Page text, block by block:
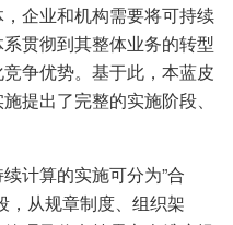
企业和机构需要将可持续
贯彻到其整体业务的转型
争优势。基于此，本蓝皮
提出了完整的实施阶段、
计算的实施可分为”合
，从规章制度、组织架